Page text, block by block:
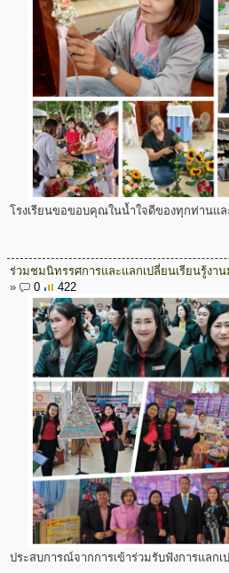
โรงเรียนขอขอบคุณในน้ำใจดีของทุกท่านแ
ร่วมชมนิทรรศการและแลกเปลี่ยนเรียนรู้งา
»
0 422
ประสบการณ์จากการเข้าร่วมรับฟังการแลก